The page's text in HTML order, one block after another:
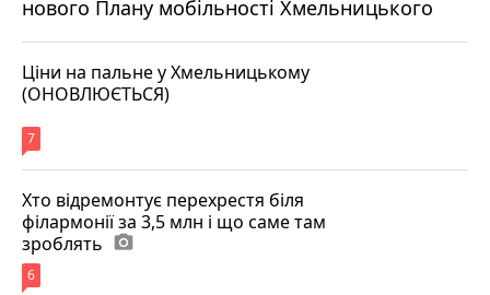
нового Плану мобільності Хмельницького
Ціни на пальне у Хмельницькому
(ОНОВЛЮЄТЬСЯ)
7
Хто відремонтує перехрестя біля
філармонії за 3,5 млн і що саме там
зроблять photo_camera
6